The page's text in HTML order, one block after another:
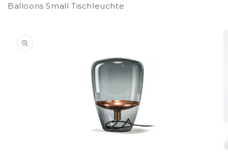
Balloons Small Tischleuchte